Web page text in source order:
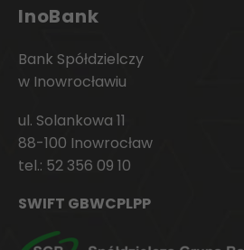
InoBank
Bank Spółdzielczy
w Inowrocławiu
ul. Solankowa 11
88-100 Inowrocław
tel.: 52 356 09 10
SWIFT GBWCPLPP